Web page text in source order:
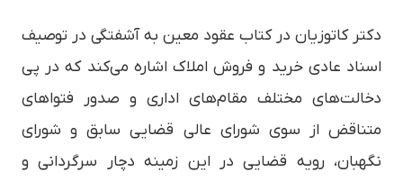
دکتر کاتوزیان در کتاب عقود معین به آشفتگی در توصیف
اسناد عادی خرید و فروش املاک اشاره می‌کند که در پی
دخالت‌های مختلف مقام‌های اداری و صدور فتواهای
متناقض از سوی شورای عالی قضایی سابق و شورای
نگهبان، رویه قضایی در این زمینه دچار سرگردانی و